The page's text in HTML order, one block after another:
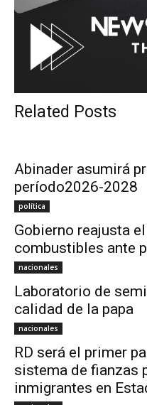
Related Posts
Abinader asumirá
período2026-2028
política
Gobierno reajusta
combustibles ante
nacionales
Laboratorio de
calidad de la papa
nacionales
RD será el primer
sistema de fianzas
inmigrantes en